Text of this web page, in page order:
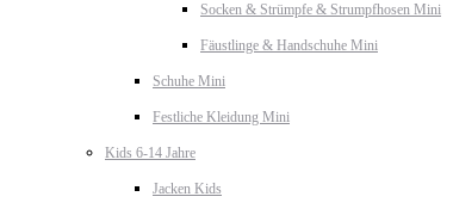
Socken & Strümpfe & Strumpfhosen Mini
Fäustlinge & Handschuhe Mini
Schuhe Mini
Festliche Kleidung Mini
Kids 6-14 Jahre
Jacken Kids